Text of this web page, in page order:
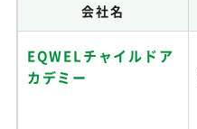
会社名
EQWELチャイルドア
カデミー